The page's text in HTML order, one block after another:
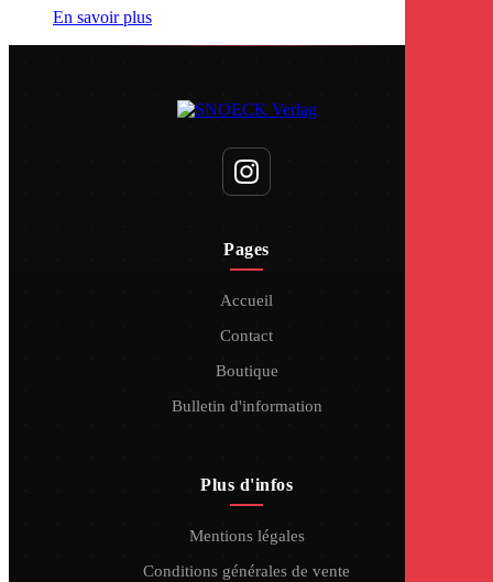
En savoir plus
Pages
Accueil
Contact
Boutique
Bulletin d'information
Plus d'infos
Mentions légales
Conditions générales de vente